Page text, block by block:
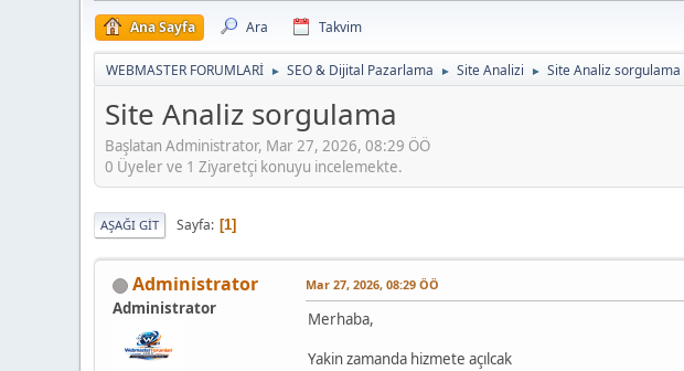
Ana Sayfa Ara Takvim
WEBMASTER FORUMLARİ ► SEO & Dijital Pazarlama ► Site Analizi ► Site Analiz sorgulama
Site Analiz sorgulama
Başlatan Administrator, Mar 27, 2026, 08:29 ÖÖ
0 Üyeler ve 1 Ziyaretçi konuyu incelemekte.
AŞAĞI GIT Sayfa 1
Administrator
Administrator
Mar 27, 2026, 08:29 ÖÖ
Merhaba,
Yakin zamanda hizmete açılcak